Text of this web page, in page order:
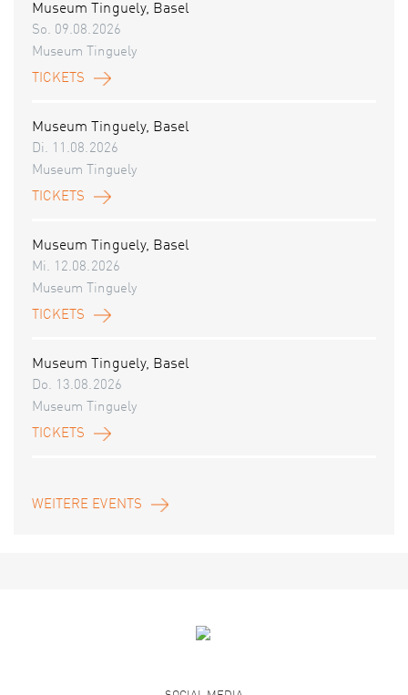
Museum Tinguely, Basel
So. 09.08.2026
Museum Tinguely
TICKETS
Museum Tinguely, Basel
Di. 11.08.2026
Museum Tinguely
TICKETS
Museum Tinguely, Basel
Mi. 12.08.2026
Museum Tinguely
TICKETS
Museum Tinguely, Basel
Do. 13.08.2026
Museum Tinguely
TICKETS
WEITERE EVENTS